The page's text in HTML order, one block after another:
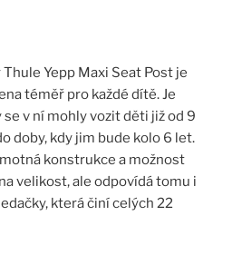
Yepp Maxi Seat Post je
téměř pro každé dítě. Je
v ní mohly vozit děti již od 9
doby, kdy jim bude kolo 6 let.
konstrukce a možnost
velikost, ale odpovídá tomu i
která činí celých 22